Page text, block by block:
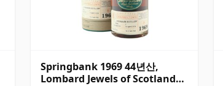
Springbank 1969 44년산,
Lombard Jewels of Scotland